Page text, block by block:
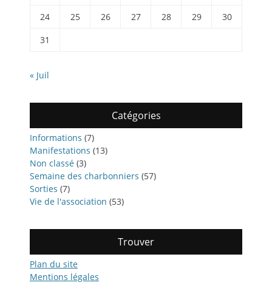
24
25 26 27 28 29
30
31
« Juil
Catégories
Informations (7)
Manifestations (13)
Non classé (3)
Semaine des charbonniers (57)
Sorties (7)
Vie de l'association (53)
Trouver
Plan du site
Mentions légales